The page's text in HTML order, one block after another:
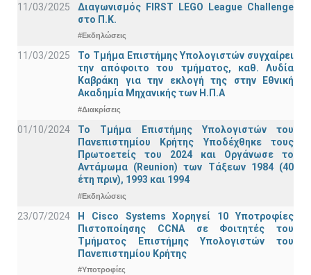
11/03/2025
Διαγωνισμός FIRST LEGO League Challenge
στο Π.Κ.
#Εκδηλώσεις
11/03/2025
Το Τμήμα Επιστήμης Υπολογιστών συγχαίρει
την απόφοιτο του τμήματος, καθ. Λυδία
Καβράκη για την εκλογή της στην Εθνική
Ακαδημία Μηχανικής των Η.Π.Α
#Διακρίσεις
01/10/2024
Το Τμήμα Επιστήμης Υπολογιστών του
Πανεπιστημίου Κρήτης Υποδέχθηκε τους
Πρωτοετείς του 2024 και Οργάνωσε το
Αντάμωμα (Reunion) των Τάξεων 1984 (40
έτη πριν), 1993 και 1994
#Εκδηλώσεις
23/07/2024
Η Cisco Systems Χορηγεί 10 Υποτροφίες
Πιστοποίησης CCNA σε Φοιτητές του
Τμήματος Επιστήμης Υπολογιστών του
Πανεπιστημίου Κρήτης
#Υποτροφίες